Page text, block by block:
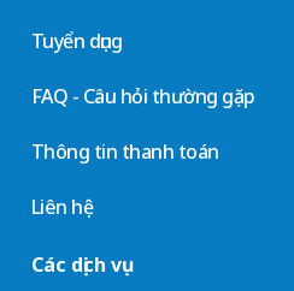
Tuyển dụng
FAQ - Câu hỏi thường gặp
Thông tin thanh toán
Liên hệ
Các dịch vụ